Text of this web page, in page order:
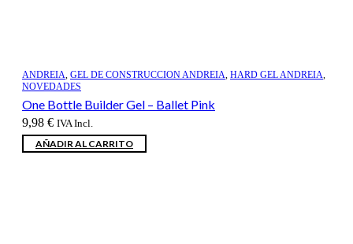
ANDREIA, GEL DE CONSTRUCCION ANDREIA, HARD GEL ANDREIA,
NOVEDADES
One Bottle Builder Gel – Ballet Pink
9,98 € IVA Incl.
AÑADIR AL CARRITO